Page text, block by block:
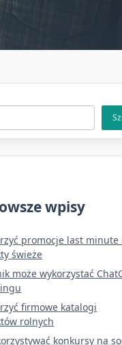
wpisy
promocje last minute
świeże
może wykorzystać
firmowe katalogi
rolnych
konkursy na